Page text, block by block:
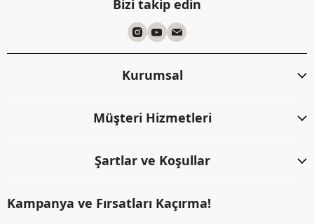
Bizi takip edin
Kurumsal
Müşteri Hizmetleri
Şartlar ve Koşullar
Kampanya ve Fırsatları Kaçırma!